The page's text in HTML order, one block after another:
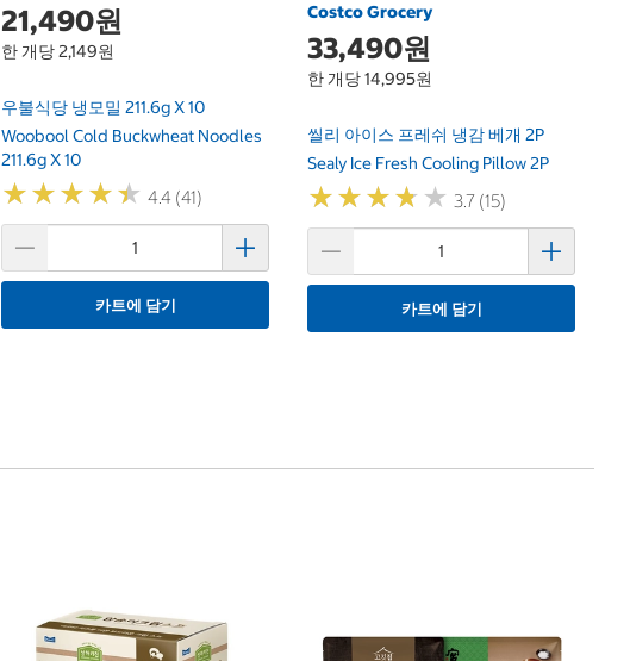
21,490원
한 개당 2,149원
우불식당 냉모밀 211.6g X 10
Woobool Cold Buckwheat Noodles
211.6g X 10
★★★★★
★★★★★ 4.4 (41)
카트에 담기
Costco Grocery
33,490원
한 개당 14,995원
씰리 아이스 프레쉬 냉감 베개 2P
Sealy Ice Fresh Cooling Pillow 2P
★★★★ ★
★★★★ ★ 3.7 (15)
카트에 담기